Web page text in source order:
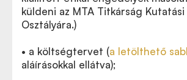
küldeni az MTA Titkárság Kutatási
Osztályára.)
• a költségtervet (a letölthető
aláírásokkal ellátva);